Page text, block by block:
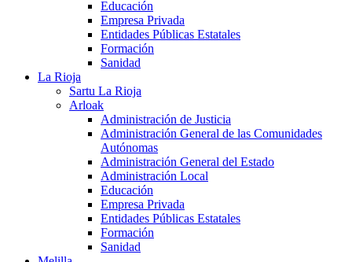
Educación
Empresa Privada
Entidades Públicas Estatales
Formación
Sanidad
La Rioja
Sartu La Rioja
Arloak
Administración de Justicia
Administración General de las Comunidades
Autónomas
Administración General del Estado
Administración Local
Educación
Empresa Privada
Entidades Públicas Estatales
Formación
Sanidad